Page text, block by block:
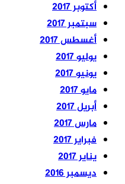
أكتوبر 2017
سبتمبر 2017
أغسطس 2017
يوليو 2017
يونيو 2017
مايو 2017
أبريل 2017
مارس 2017
فبراير 2017
يناير 2017
ديسمبر 2016